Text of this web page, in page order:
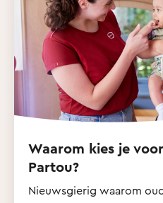
Waarom kies je
Partou?
Nieuwsgierig waarom